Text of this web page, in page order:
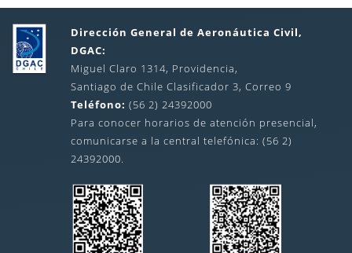
Dirección General de Aeronáutica Civil,
DGAC:
Miguel Claro 1314, Providencia,
Santiago de Chile Clasificador 3, Correo 9
Teléfono: (56 2) 24392000
Para conocer horarios de atención presencial,
comunicarse a la central telefónica: (56 2)
24392000.